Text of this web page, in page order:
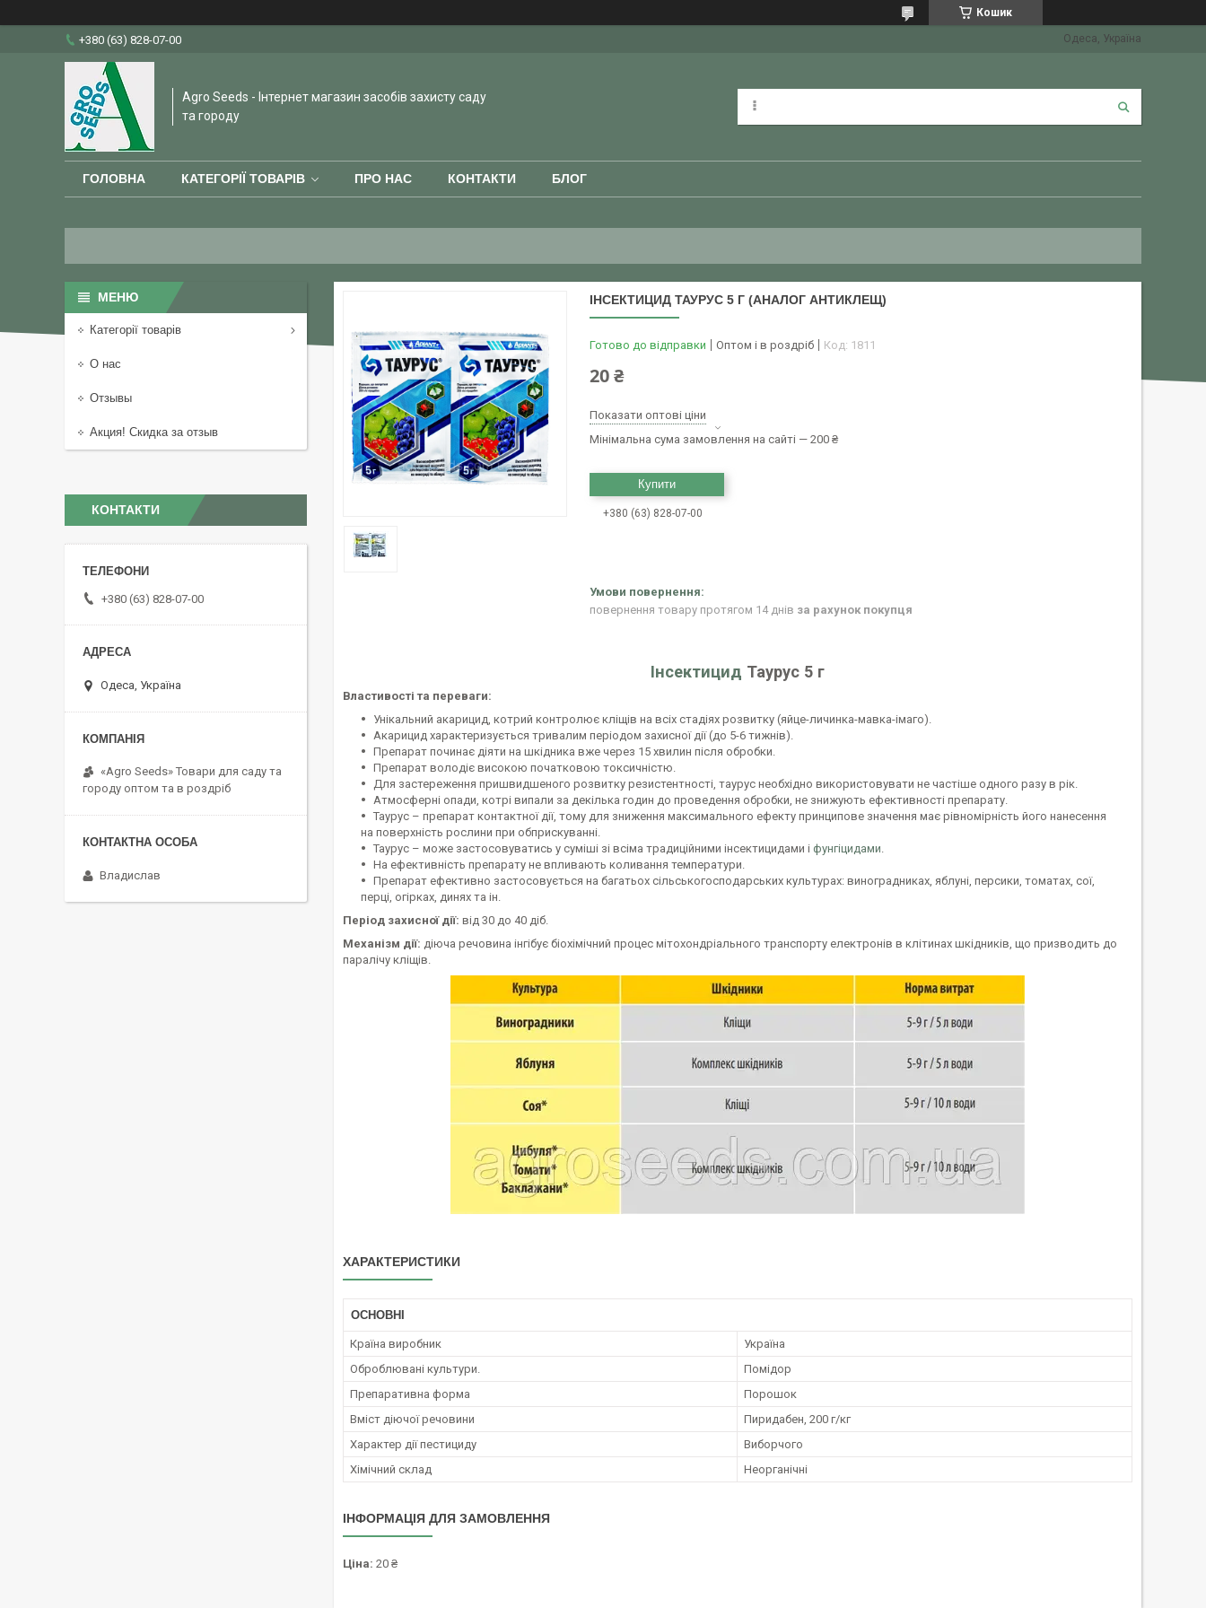
Кошик
+380 (63) 828-07-00 Одеса, Україна
Agro Seeds - Інтернет магазин засобів захисту саду
та городу
ГОЛОВНА КАТЕГОРІЇ ТОВАРІВ ПРО НАС КОНТАКТИ БЛОГ
ІНСЕКТИЦИД ТАУРУС 5 Г (АНАЛОГ АНТИКЛЕЩ)
Готово до відправки Оптом і в роздріб Код: 1811
20 ₴
Показати оптові ціни
Мінімальна сума замовлення на сайті — 200 ₴
Купити
+380 (63) 828-07-00
повернення товару протягом 14 днів за рахунок покупця
Інсектицид Таурус 5 г
Властивості та переваги:
Унікальний акарицид, котрий контролює кліщів на всіх стадіях розвитку (яйце-личинка-мавка-імаго).
Акарицид характеризується тривалим періодом захисної дії (до 5-6 тижнів).
Препарат починає діяти на шкідника вже через 15 хвилин після обробки.
Препарат володіє високою початковою токсичністю.
Для застереження пришвидшеного розвитку резистентності, таурус необхідно використовувати не частіше одного разу в рік.
Атмосферні опади, котрі випали за декілька годин до проведення обробки, не знижують ефективності препарату.
Таурус – препарат контактної дії, тому для зниження максимального ефекту принципове значення має рівномірність його нанесення
на поверхність рослини при обприскуванні.
Таурус – може застосовуватись у суміші зі всіма традиційними інсектицидами і фунгіцидами.
На ефективність препарату не впливають коливання температури.
Препарат ефективно застосовується на багатьох сільськогосподарських культурах: виноградниках, яблуні, персики, томатах, сої,
перці, огірках, динях та ін.
Період захисної дії: від 30 до 40 діб.
Механізм дії: діюча речовина інгібує біохімічний процес мітохондріального транспорту електронів в клітинах шкідників, що призводить до
паралічу кліщів.
ХАРАКТЕРИСТИКИ
ОСНОВНІ
Країна виробник
Україна
Оброблювані культури.
Помідор
Препаративна форма
Порошок
Вміст діючої речовини
Пиридабен, 200 г/кг
Характер дії пестициду
Виборчого
Хімічний склад
Неорганічні
ІНФОРМАЦІЯ ДЛЯ ЗАМОВЛЕННЯ
Ціна: 20 ₴
Категорії товарів
О нас
Отзывы
Акция! Скидка за отзыв
КОНТАКТИ
+380 (63) 828-07-00
Одеса, Україна
«Agro Seeds» Товари для саду та
городу оптом та в роздріб
Владислав